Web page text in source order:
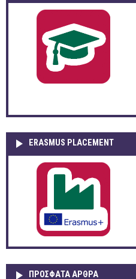
ERASMUS PLACEMENT
ΠΡOΣΦΑΤΑ AΡΘΡΑ